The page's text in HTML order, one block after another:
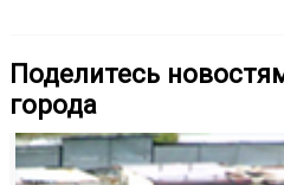
Поделитесь
города